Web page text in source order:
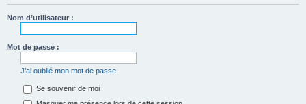
Nom d’utilisateur :
Mot de passe :
J’ai oublié mon mot de passe
Se souvenir de moi